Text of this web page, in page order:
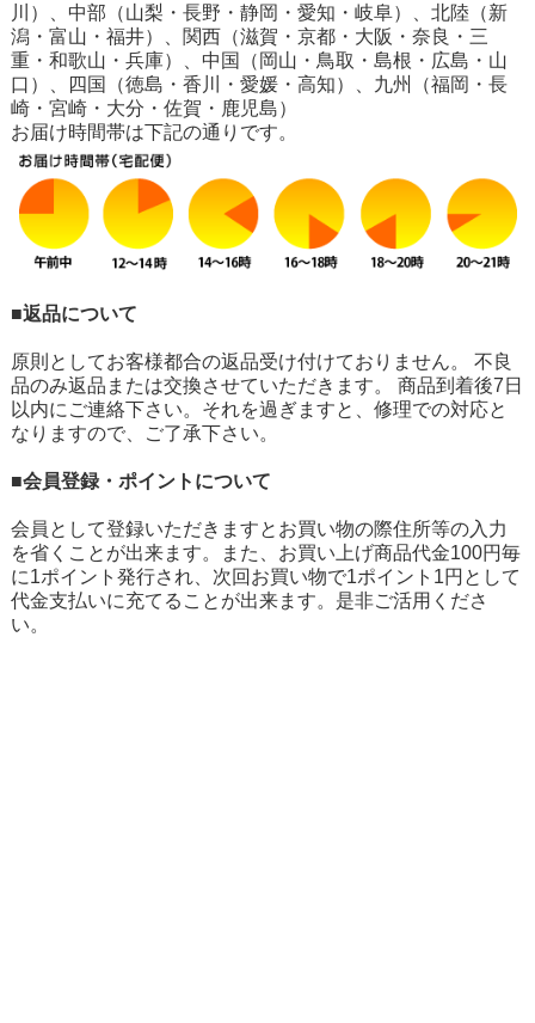
川）、中部（山梨・長野・静岡・愛知・岐阜）、北陸（新
潟・富山・福井）、関西（滋賀・京都・大阪・奈良・三
重・和歌山・兵庫）、中国（岡山・鳥取・島根・広島・山
口）、四国（徳島・香川・愛媛・高知）、九州（福岡・長
崎・宮崎・大分・佐賀・鹿児島）
お届け時間帯は下記の通りです。
■返品について
原則としてお客様都合の返品受け付けておりません。 不良
品のみ返品または交換させていただきます。 商品到着後7日
以内にご連絡下さい。それを過ぎますと、修理での対応と
なりますので、ご了承下さい。
■会員登録・ポイントについて
会員として登録いただきますとお買い物の際住所等の入力
を省くことが出来ます。また、お買い上げ商品代金100円毎
に1ポイント発行され、次回お買い物で1ポイント1円として
代金支払いに充てることが出来ます。是非ご活用くださ
い。